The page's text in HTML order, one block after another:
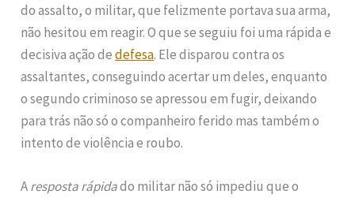
do assalto, o militar, que felizmente portava sua arma,
não hesitou em reagir. O que se seguiu foi uma rápida e
decisiva ação dedefesa. Ele disparou contra os
assaltantes, conseguindo acertar um deles, enquanto
o segundo criminoso se apressou em fugir, deixando
para trás não só o companheiro ferido mas também o
intento de violência e roubo.
Aresposta rápidado militar não só impediu que o